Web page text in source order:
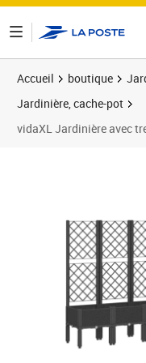
Accueil boutique
Jardinière, cache-pot
vidaXL Jardinière avec